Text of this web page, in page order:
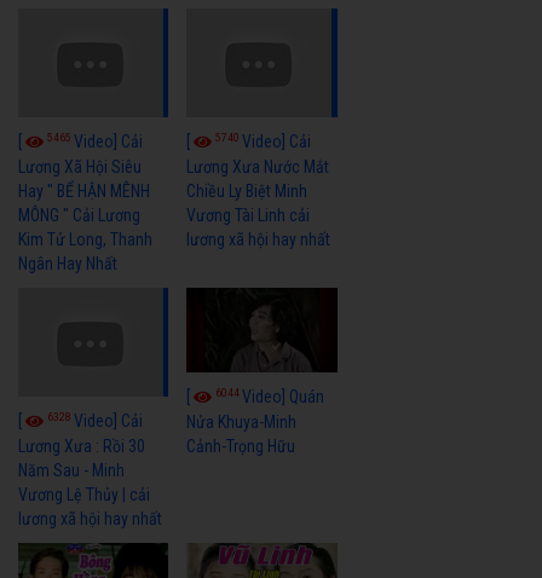
5465 Video] Cải
Lương Xã Hội Siêu
Hay " BỂ HẬN MÊNH
MÔNG " Cải Lương
Kim Tử Long, Thanh
Ngân Hay Nhất
5740Video] Cải
Lương Xưa Nước Mắt
Chiều Ly Biệt Minh
Vương Tài Linh cải
lương xã hội hay nhất
6328 Video] Cải
Lương Xưa : Rồi 30
Năm Sau - Minh
Vương Lệ Thủy | cải
lương xã hội hay nhất
6044Video] Quán
Nửa Khuya-Minh
Cảnh-Trọng Hữu